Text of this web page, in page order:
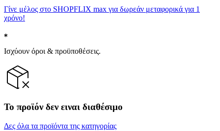
Γίνε μέλος στο SHOPFLIX max για δωρεάν μεταφορικά για 1
χρόνο!
Ισχύουν όροι & προϋποθέσεις.
Το προϊόν δεν ειναι διαθέσιμο
Δες όλα τα προϊόντα της κατηγορίας